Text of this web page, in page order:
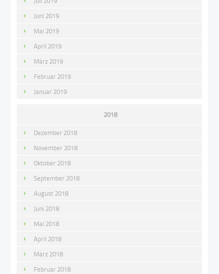
Juni 2019
Mai 2019
April 2019
März 2019
Februar 2019
Januar 2019
2018
Dezember 2018
November 2018
Oktober 2018
September 2018
August 2018
Juni 2018
Mai 2018
April 2018
März 2018
Februar 2018